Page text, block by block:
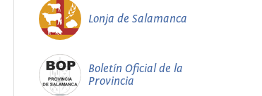
Lonja de Salamanca
Boletín Oficial de la
Provincia